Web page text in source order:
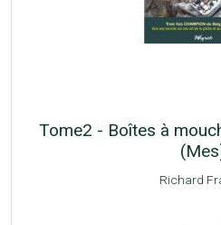
Tome2 - Boîtes à
Richard